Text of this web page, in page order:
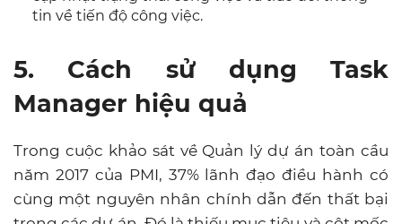
tin về tiến độ công việc.
5. Cách sử dụng Task
Manager hiệu quả
Trong cuộc khảo sát về Quản lý dự án toàn cầu
năm 2017 của PMI, 37% lãnh đạo điều hành có
cùng một nguyên nhân chính dẫn đến thất bại